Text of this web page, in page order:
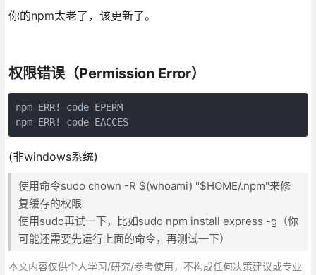
你的npm太老了，该更新了。
权限错误（Permission Error）
npm ERR! code EPERM
npm ERR! code EACCES
(非windows系统)
使用命令sudo chown -R $(whoami) "$HOME/.npm"来修
复缓存的权限
使用sudo再试一下，比如sudo npm install express -g（你
可能还需要先运行上面的命令，再测试一下）
本文内容仅供个人学习/研究/参考使用，不构成任何决策建议或专业